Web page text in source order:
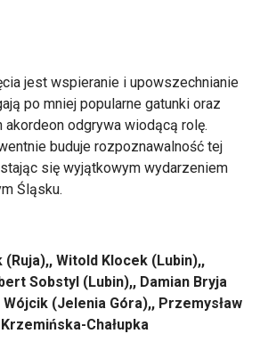
jest wspieranie i upowszechnianie
po mniej popularne gatunki oraz
akordeon odgrywa wiodącą rolę.
buduje rozpoznawalność tej
się wyjątkowym wydarzeniem
Śląsku.
(Ruja),, Witold Klocek (Lubin),,
Sobstyl (Lubin),, Damian Bryja
Wójcik (Jelenia Góra),, Przemysław
Chałupka